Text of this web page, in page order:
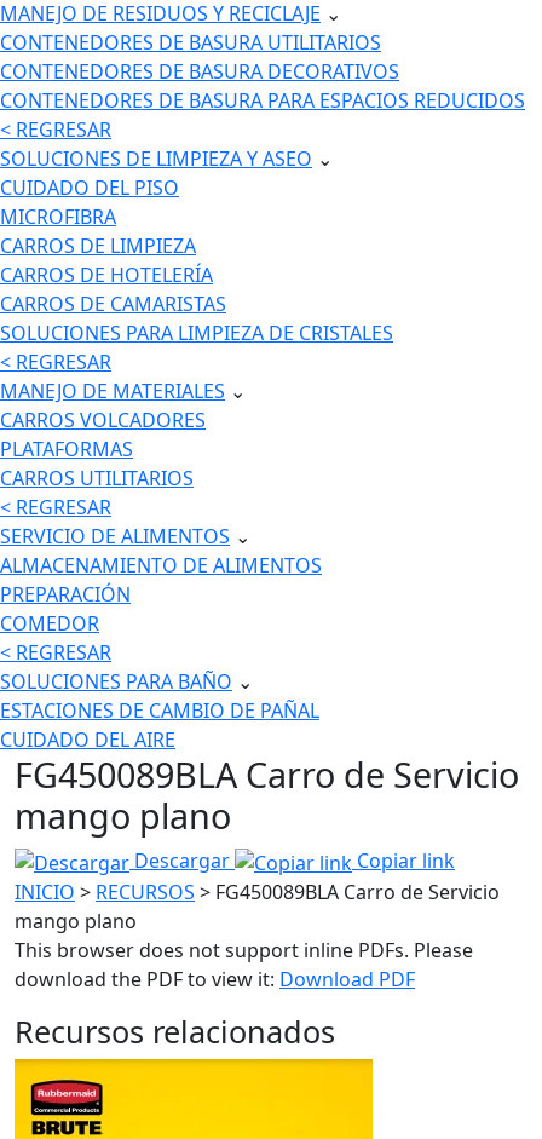
MANEJO DE RESIDUOS Y RECICLAJE ⌄
CONTENEDORES DE BASURA UTILITARIOS
CONTENEDORES DE BASURA DECORATIVOS
CONTENEDORES DE BASURA PARA ESPACIOS REDUCIDOS
< REGRESAR
SOLUCIONES DE LIMPIEZA Y ASEO ⌄
CUIDADO DEL PISO
MICROFIBRA
CARROS DE LIMPIEZA
CARROS DE HOTELERÍA
CARROS DE CAMARISTAS
SOLUCIONES PARA LIMPIEZA DE CRISTALES
< REGRESAR
MANEJO DE MATERIALES ⌄
CARROS VOLCADORES
PLATAFORMAS
CARROS UTILITARIOS
< REGRESAR
SERVICIO DE ALIMENTOS ⌄
ALMACENAMIENTO DE ALIMENTOS
PREPARACIÓN
COMEDOR
< REGRESAR
SOLUCIONES PARA BAÑO ⌄
ESTACIONES DE CAMBIO DE PAÑAL
CUIDADO DEL AIRE
FG450089BLA Carro de Servicio
mango plano
Descargar
Copiar link
INICIO > RECURSOS > FG450089BLA Carro de Servicio
mango plano
This browser does not support inline PDFs. Please
download the PDF to view it: Download PDF
Recursos relacionados